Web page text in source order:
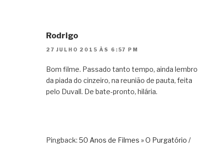
Rodrigo
27 JULHO 2015 ÀS 6:57 PM
Bom filme. Passado tanto tempo, ainda lembro
da piada do cinzeiro, na reunião de pauta, feita
pelo Duvall. De bate-pronto, hilária.
Pingback: 50 Anos de Filmes » O Purgatório /